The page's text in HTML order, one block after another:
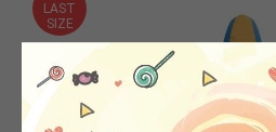
LAST
SIZE